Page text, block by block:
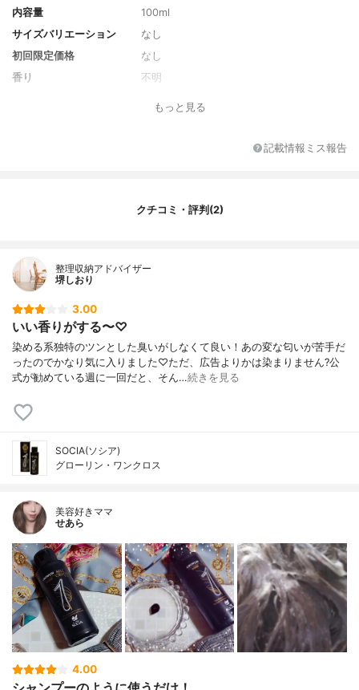
内容量
100ml
サイズバリエーション
なし
初回限定価格
なし
香り
不明
加水分解ケラチン、ヘマチン、アルギニ
ン、加水分解シルク
もっと見る
記載情報ミス報告
クチコミ・評判(2)
整理収納アドバイザー
堺しおり
3.00
いい香りがする〜♡
染める系独特のツンとした臭いがしなくて良い！あの変な匂いが苦手だ
ったのでかなり気に入りました♡ただ、広告よりかは染まりません?公
式が勧めている週に一回だと、そん…続きを見る
SOCIA(ソシア)
グローリン・ワンクロス
美容好きママ
せあら
4.00